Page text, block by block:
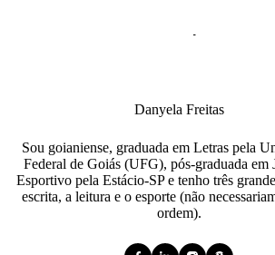
Danyela Freitas
Sou goianiense, graduada em Letras pela
Federal de Goiás (UFG), pós-graduada em
Esportivo pela Estácio-SP e tenho três
escrita, a leitura e o esporte (não
ordem).